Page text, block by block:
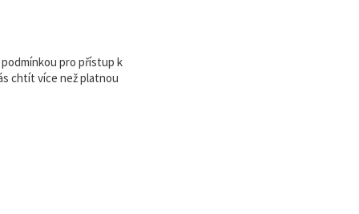
pro přístup k
chtít více než platnou